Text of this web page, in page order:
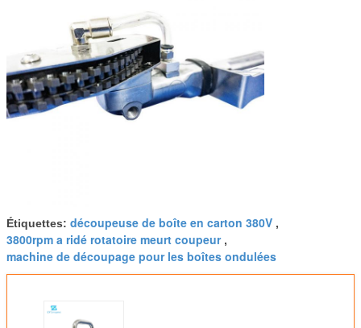
Étiquettes: découpeuse de boîte en carton 380V ,
3800rpm a ridé rotatoire meurt coupeur,
machine de découpage pour les boîtes ondulées